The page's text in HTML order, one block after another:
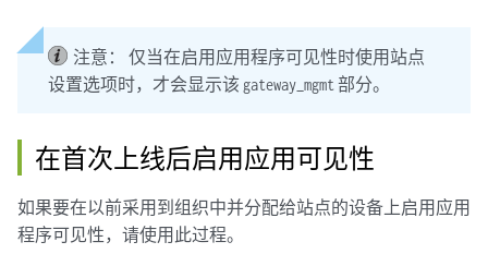
"app_usage": true,
      "security_log_source_interface": "ge-0/0/0"
   "for_site": true,
   "site_id": "232527fe-4126-40bb-8c78-2c8d1dfed043",
   "org_id": "001f3ef8-d69d-4780-b9c3-7a1f3cb123f0",
   "created_time": 1599493540,
   "modified_time": 1600069580
注意：
仅当在启用应用程序可见性时使用站点
设置选项时，才会显示该 gateway_mgmt部分。
在首次上线后启用应用可见性
如果要在以前采用到组织中并分配给站点的设备上启用应用
程序可见性，请使用此过程。